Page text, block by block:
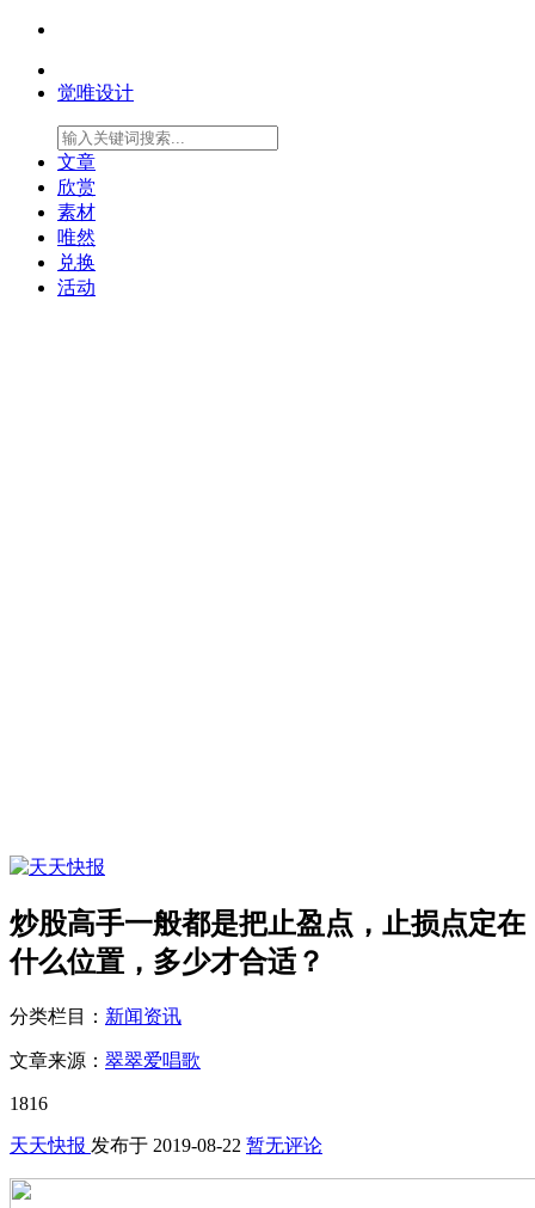
觉唯设计
文章
欣赏
素材
唯然
兑换
活动
炒股高手一般都是把止盈点，止损点定在
什么位置，多少才合适？
分类栏目： 新闻资讯
文章来源： 翠翠爱唱歌
1816
天天快报 发布于 2019-08-22 暂无评论